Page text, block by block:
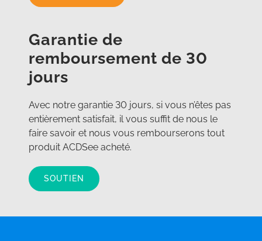
Garantie de
remboursement de 30
jours
Avec notre garantie 30 jours, si vous n’êtes pas
entièrement satisfait, il vous suffit de nous le
faire savoir et nous vous rembourserons tout
produit ACDSee acheté.
SOUTIEN